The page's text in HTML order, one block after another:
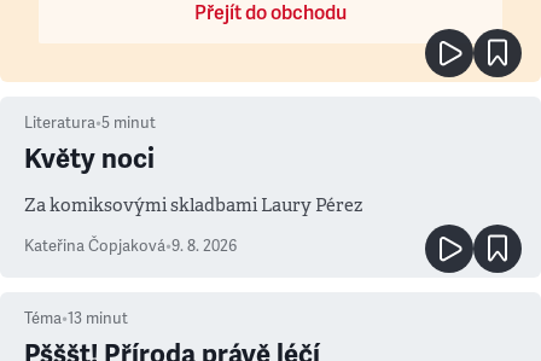
Přejít do obchodu
Literatura•5 minut
Květy noci
Za komiksovými skladbami Laury Pérez
Kateřina Čopjaková•9. 8. 2026
Téma•13 minut
Pšššt! Příroda právě léčí